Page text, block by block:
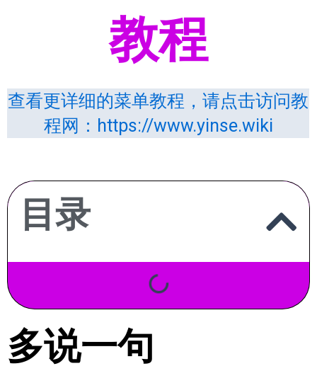
教程
查看更详细的菜单教程，请点击访问教
程网：https://www.yinse.wiki
目录
多说一句